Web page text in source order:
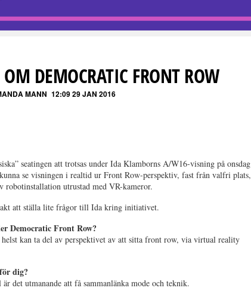
DEMOCRATIC FRONT ROW
MANN 12:09 29 JAN 2016
seatingen att trotsas under Ida Klamborns A/W16-visning på onsdag
se visningen i realtid ur Front Row-perspektiv, fast från valfri plats,
robotinstallation utrustad med VR-kameror.
att ställa lite frågor till Ida kring initiativet.
Democratic Front Row?
kan ta del av perspektivet av att sitta front row, via virtual reality
dig?
det utmanande att få sammanlänka mode och teknik.